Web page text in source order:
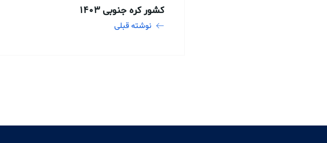
کشور کره جنوبی 1403
نوشته قبلی